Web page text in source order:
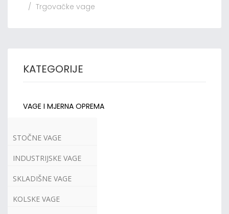
Trgovačke vage
KATEGORIJE
VAGE I MJERNA OPREMA
STOČNE VAGE
INDUSTRIJSKE VAGE
SKLADIŠNE VAGE
KOLSKE VAGE